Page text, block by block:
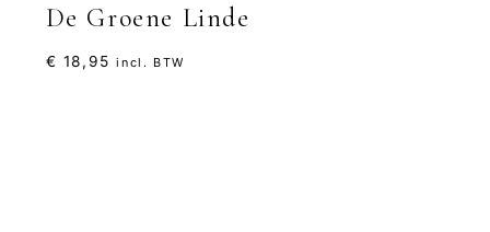
De Groene Linde
€ 18,95 incl. BTW